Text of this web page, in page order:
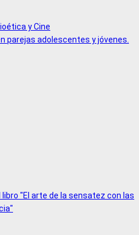
y Cine
parejas adolescentes y jóvenes.
"El arte de la sensatez con las